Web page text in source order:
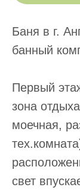
Баня в г.
банный
Первый
зона
моечная,
свет